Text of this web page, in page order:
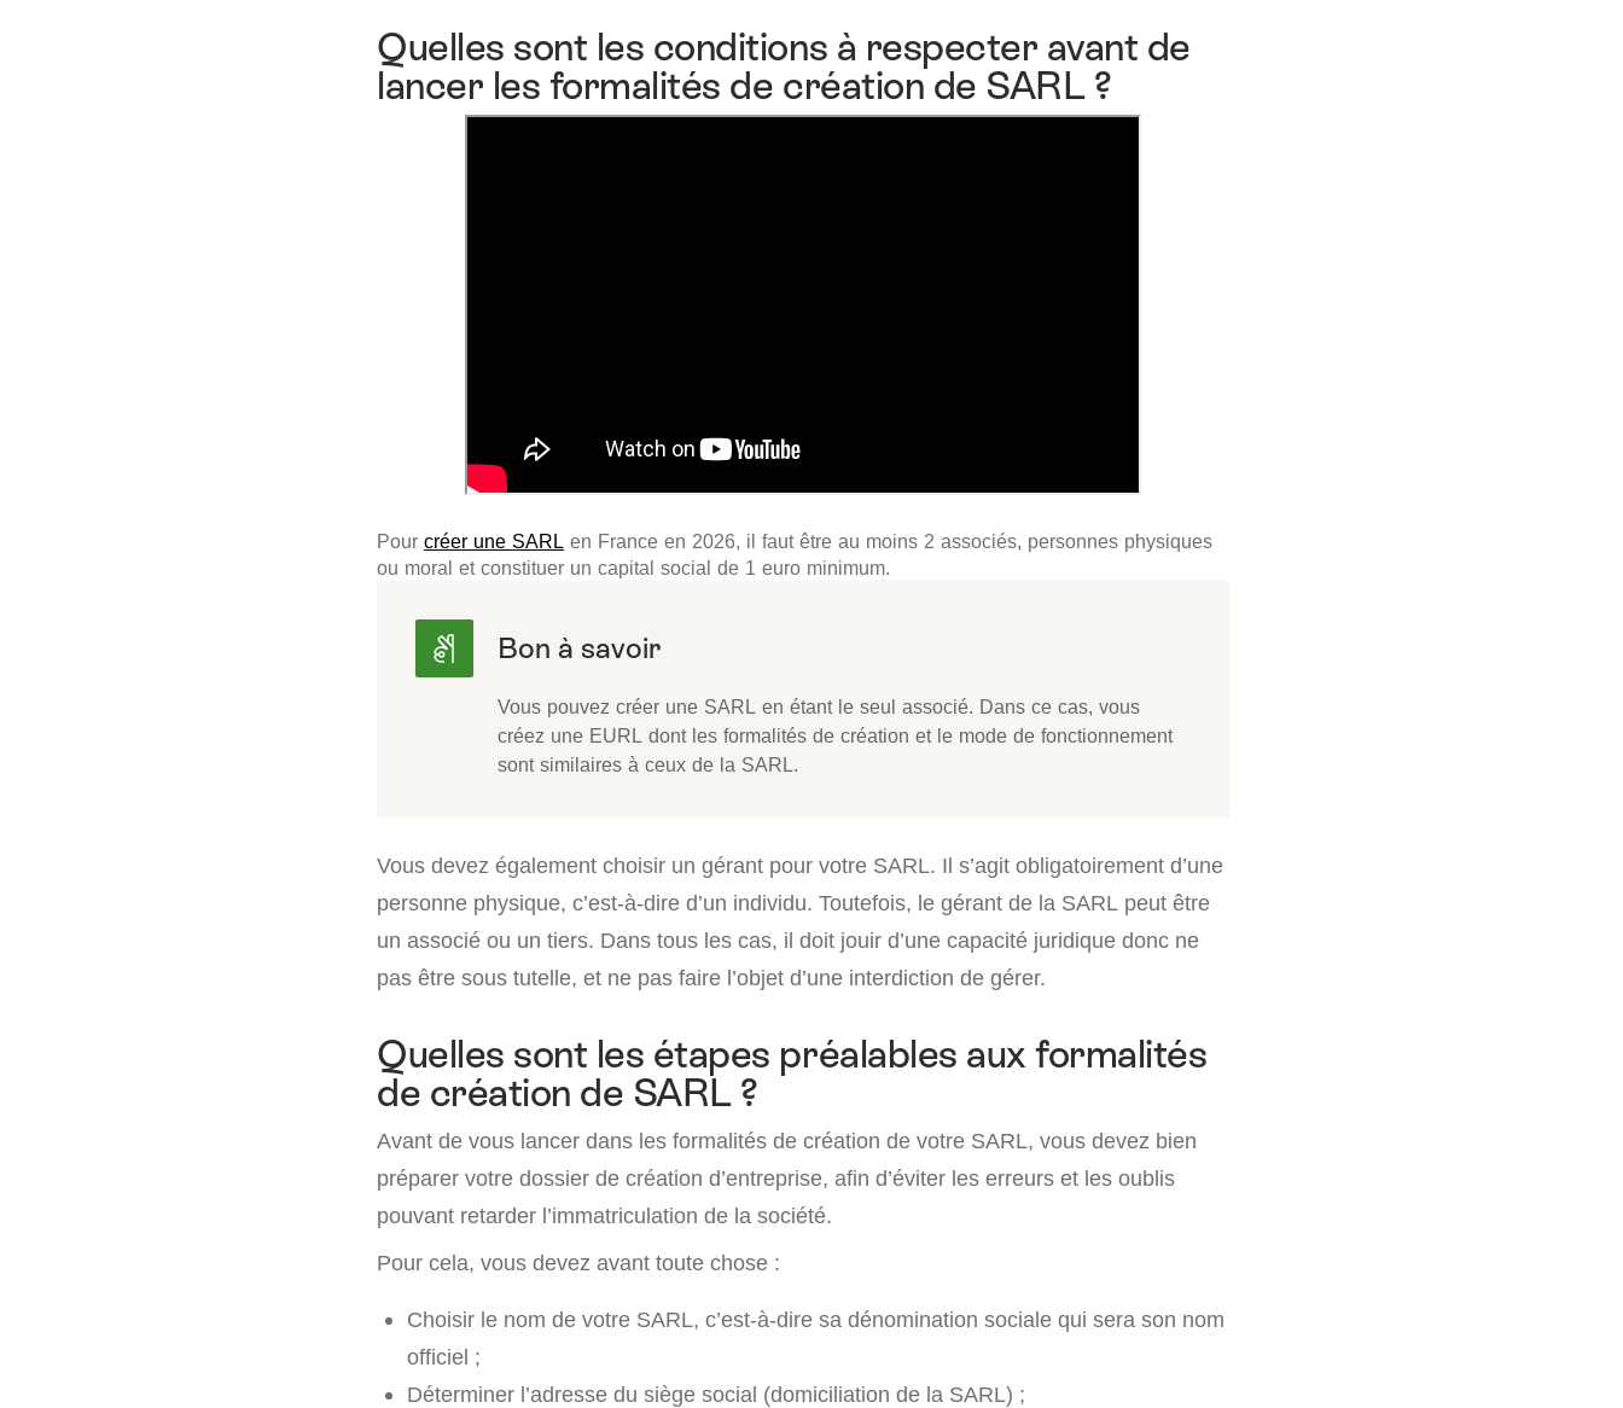
Quelles sont les conditions à respecter avant de
lancer les formalités de création de SARL ?
Pour créer une SARL en France en 2026, il faut être au moins 2 associés, personnes physiques
ou moral et constituer un capital social de 1 euro minimum.
Vous pouvez créer une SARL en étant le seul associé. Dans ce cas, vous
créez une EURL dont les formalités de création et le mode de fonctionnement
sont similaires à ceux de la SARL.
Vous devez également choisir un gérant pour votre SARL. Il s’agit obligatoirement d’une
personne physique, c’est-à-dire d’un individu. Toutefois, le gérant de la SARL peut être
un associé ou un tiers. Dans tous les cas, il doit jouir d’une capacité juridique donc ne
pas être sous tutelle, et ne pas faire l’objet d’une interdiction de gérer.
Quelles sont les étapes préalables aux formalités
de création de SARL ?
Avant de vous lancer dans les formalités de création de votre SARL, vous devez bien
préparer votre dossier de création d’entreprise, afin d’éviter les erreurs et les oublis
pouvant retarder l’immatriculation de la société.
Pour cela, vous devez avant toute chose :
Choisir le nom de votre SARL, c’est-à-dire sa dénomination sociale qui sera son nom
officiel ;
Déterminer l’adresse du siège social (domiciliation de la SARL) ;